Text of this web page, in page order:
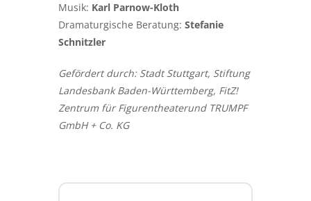
Musik: Karl Parnow-Kloth
Dramaturgische Beratung: Stefanie
Schnitzler
Gefördert durch: Stadt Stuttgart, Stiftung
Landesbank Baden-Württemberg, FitZ!
Zentrum für Figurentheaterund TRUMPF
GmbH + Co. KG